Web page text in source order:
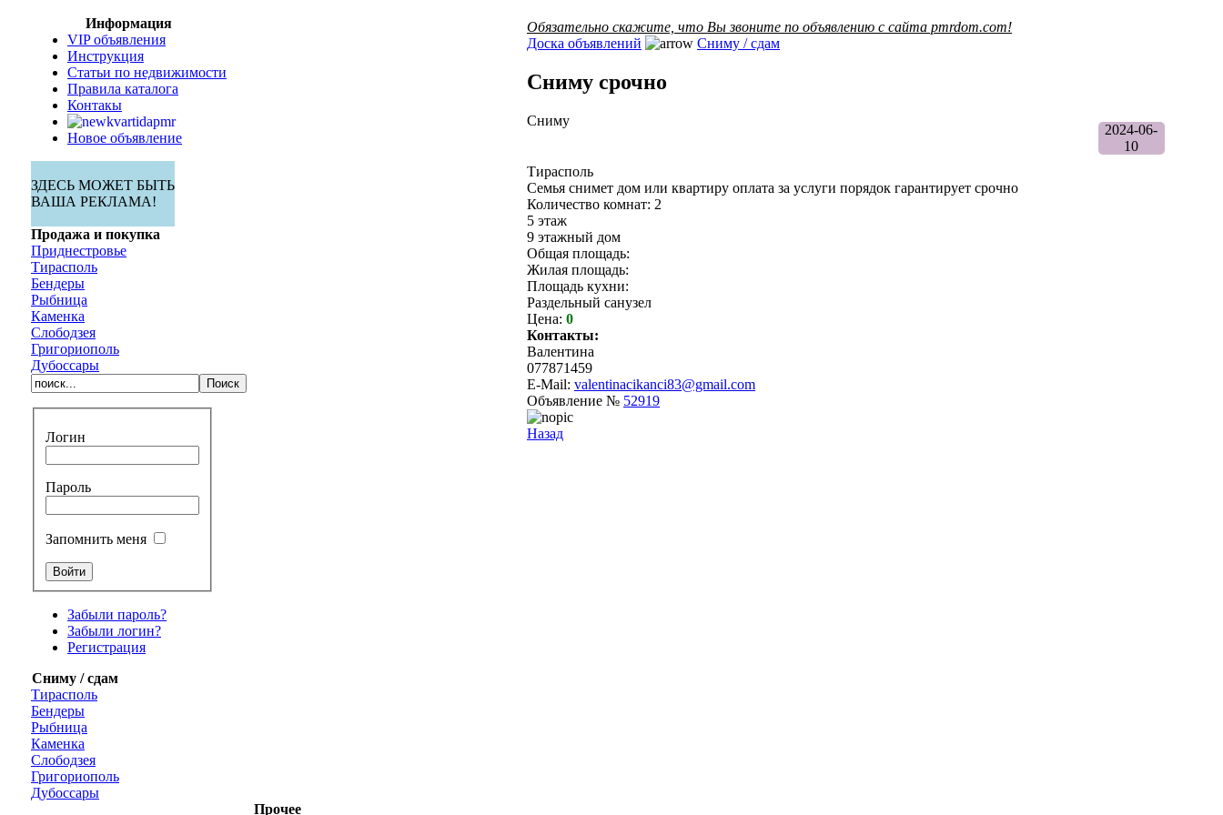
Информация
VIP объявления
Инструкция
Статьи по недвижимости
Правила каталога
Контакы
Новое объявление
ЗДЕСЬ МОЖЕТ БЫТЬ
ВАША РЕКЛАМА!
Продажа и покупка
Приднестровье
Тирасполь
Бендеры
Рыбница
Каменка
Слободзея
Григориополь
Дубоссары
Логин
Пароль
Запомнить меня
Забыли пароль?
Забыли логин?
Регистрация
Сниму / сдам
Тирасполь
Бендеры
Рыбница
Каменка
Слободзея
Григориополь
Дубоссары
Прочее
Обязательно скажите, что Вы звоните по объявлению с сайта pmrdom.com!
Доска объявлений
Сниму / сдам
Сниму срочно
Сниму
2024-06-
10
Тирасполь
Семья снимет дом или квартиру оплата за услуги порядок гарантирует срочно
Количество комнат: 2
5 этаж
9 этажный дом
Общая площадь:
Жилая площадь:
Площадь кухни:
Раздельный санузел
Цена: 0
Контакты:
Валентина
077871459
E-Mail: valentinacikanci83@gmail.com
Объявление № 52919
Назад